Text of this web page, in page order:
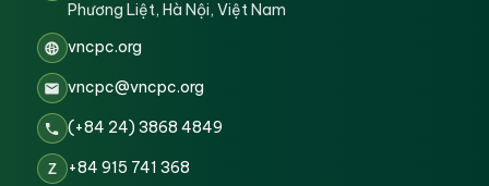
Phương Liệt, Hà Nội, Việt Nam
vncpc.org
vncpc@vncpc.org
(+84 24) 3868 4849
Z +84 915 741 368